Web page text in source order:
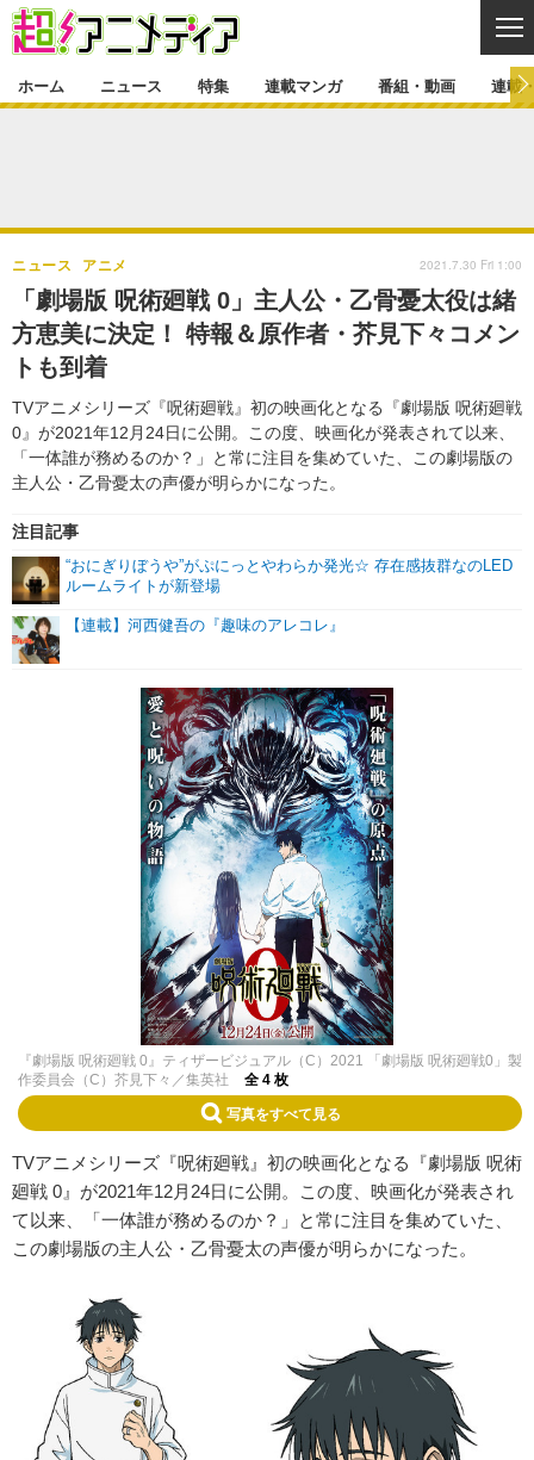
ゲーム・アプリ マンガ
グッズ イベント
舞台 新帝スタ
特集一覧 カバー
ラキりす
連載マンガ
連載マンガ一覧 連載一覧
番組・動画
番組・動画一覧 ラジオ
連載・ブログ
連載・ブログ一覧
編集部ブログ・お知らせ
ホーム ニュース 特集 連載マンガ 番組・動画 連載
「劇場版 呪術廻戦 0」主人公・乙骨憂太役は緒
方恵美に決定！ 特報＆原作者・芥見下々コメン
トも到着
TVアニメシリーズ『呪術廻戦』初の映画化となる『劇場版 呪術廻戦
0』が2021年12月24日に公開。この度、映画化が発表されて以来、
「一体誰が務めるのか？」と常に注目を集めていた、この劇場版の
主人公・乙骨憂太の声優が明らかになった。
ニュース アニメ
注目記事
“おにぎりぼうや”がぷにっとやわらか発光☆ 存在感抜群なのLED
ルームライトが新登場
【連載】河西健吾の『趣味のアレコレ』
2021.7.30 Fri 1:00
『劇場版 呪術廻戦 0』ティザービジュアル（C）2021 「劇場版 呪術廻戦0」製
作委員会（C）芥見下々／集英社
全 4 枚
写真をすべて見る
TVアニメシリーズ『呪術廻戦』初の映画化となる『劇場版 呪術
廻戦 0』が2021年12月24日に公開。この度、映画化が発表され
て以来、「一体誰が務めるのか？」と常に注目を集めていた、
この劇場版の主人公・乙骨憂太の声優が明らかになった。